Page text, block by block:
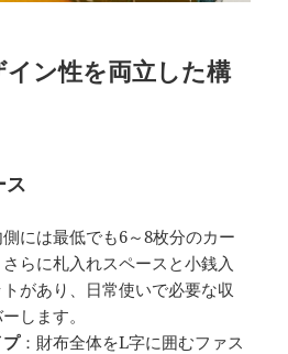
ン性を両立した構
ス
側には最低でも6～8枚分のカー
らに札入れスペースと小銭入
があり、日常使いで必要な収
します。
プ：財布全体をL字に囲むファス